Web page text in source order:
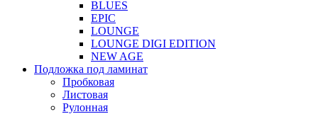
BLUES
EPIC
LOUNGE
LOUNGE DIGI EDITION
NEW AGE
Подложка под ламинат
Пробковая
Листовая
Рулонная